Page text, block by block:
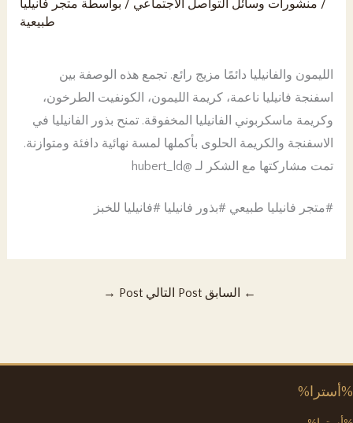
/ منشورات وسائل التواصل الاجتماعي / بواسطة متجر فانيليا
طبيعية
الليمون والفانيليا دائمًا مزيج رائع. تجمع هذه الوصفة بين
اسفنجة فانيليا ناعمة، كريمة الليمون، الكونفيت الطرخون،
وكريمة ماسكربوني الفانيليا المخفوقة. تمنح بذور الفانيليا في
الاسفنجة والكريمة الحلوى بأكملها لمسة نهائية دافئة ومتوازنة.
تمت مشاركتها مع الشكر لـ @hubert_ld
#متجر فانيليا طبيعي #بذور فانيليا #فانيليا للخبز
← السابق Post التالي Post →
%أسترا%